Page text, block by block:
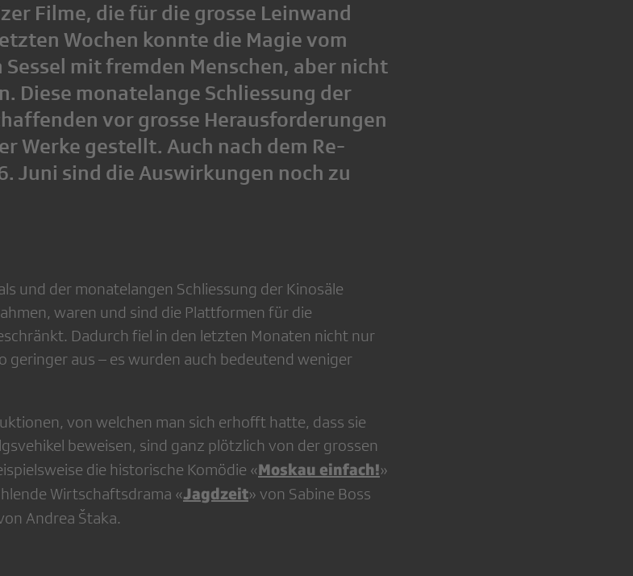
Filme, die für die grosse Leinwand
Wochen konnte die Magie vom
Sessel mit fremden Menschen, aber nicht
Diese monatelange Schliessung der
vor grosse Herausforderungen
Werke gestellt. Auch nach dem Re-
Juni sind die Auswirkungen noch zu
und der monatelangen Schliessung der Kinosäle
waren und sind die Plattformen für die
Dadurch fiel in den letzten Monaten nicht nur
geringer aus – es wurden auch bedeutend weniger
von welchen man sich erhofft hatte, dass sie
beweisen, sind ganz plötzlich von der grossen
die historische Komödie «Moskau einfach!»
Wirtschaftsdrama «Jagdzeit» von Sabine Boss
Andrea Štaka.